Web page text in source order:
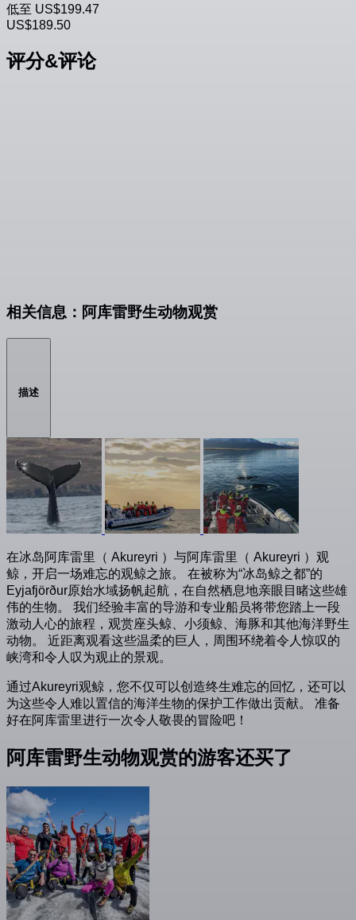
低至 US$199.47
US$189.50
评分&评论
相关信息：阿库雷野生动物观赏
描述
在冰岛阿库雷里（ Akureyri ）与阿库雷里（ Akureyri ）观
鲸，开启一场难忘的观鲸之旅。 在被称为“冰岛鲸之都”的
Eyjafjörður原始水域扬帆起航，在自然栖息地亲眼目睹这些雄
伟的生物。 我们经验丰富的导游和专业船员将带您踏上一段
激动人心的旅程，观赏座头鲸、小须鲸、海豚和其他海洋野生
动物。 近距离观看这些温柔的巨人，周围环绕着令人惊叹的
峡湾和令人叹为观止的景观。
通过Akureyri观鲸，您不仅可以创造终生难忘的回忆，还可以
为这些令人难以置信的海洋生物的保护工作做出贡献。 准备
好在阿库雷里进行一次令人敬畏的冒险吧！
阿库雷野生动物观赏的游客还买了